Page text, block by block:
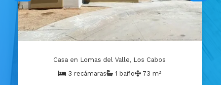
Casa en Lomas del Valle, Los Cabos
3 recámaras
1 baño 73 m²